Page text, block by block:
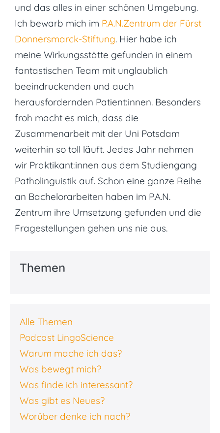
und das alles in einer schönen Umgebung.
Ich bewarb mich im P.A.N.Zentrum der Fürst
Donnersmarck-Stiftung. Hier habe ich
meine Wirkungsstätte gefunden in einem
fantastischen Team mit unglaublich
beeindruckenden und auch
herausfordernden Patient:innen. Besonders
froh macht es mich, dass die
Zusammenarbeit mit der Uni Potsdam
weiterhin so toll läuft. Jedes Jahr nehmen
wir Praktikant:innen aus dem Studiengang
Patholinguistik auf. Schon eine ganze Reihe
an Bachelorarbeiten haben im P.A.N.
Zentrum ihre Umsetzung gefunden und die
Fragestellungen gehen uns nie aus.
Themen
Alle Themen
Podcast LingoScience
Warum mache ich das?
Was bewegt mich?
Was finde ich interessant?
Was gibt es Neues?
Worüber denke ich nach?